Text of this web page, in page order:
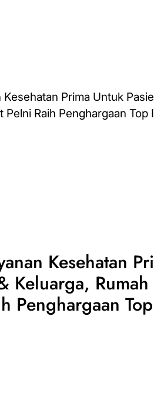
Kesehatan
Keluarga, Rumah
Penghargaan